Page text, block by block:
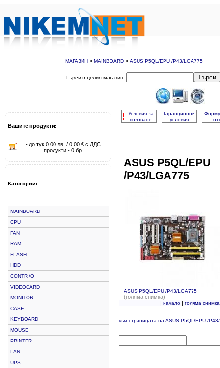
МАГАЗИН » MAINBOARD » ASUS P5QL/EPU /P43/LGA775
Търси в целия магазин: Търси
Вашите продукти:
- до тук 0.00 лв. / 0.00 € с ДДС
продукти - 0 бр.
Категории:
MAINBOARD
CPU
FAN
RAM
FLASH
HDD
CONTRI/O
VIDEOCARD
MONITOR
CASE
KEYBOARD
MOUSE
PRINTER
LAN
UPS
!
Условия за
ползване
Гаранционни
условия
ASUS P5QL/EPU
/P43/LGA775
ASUS P5QL/EPU /P43/LGA775
(голяма снимка)
| начало| голяма снимка
към страницата на ASUS P5QL/EPU /